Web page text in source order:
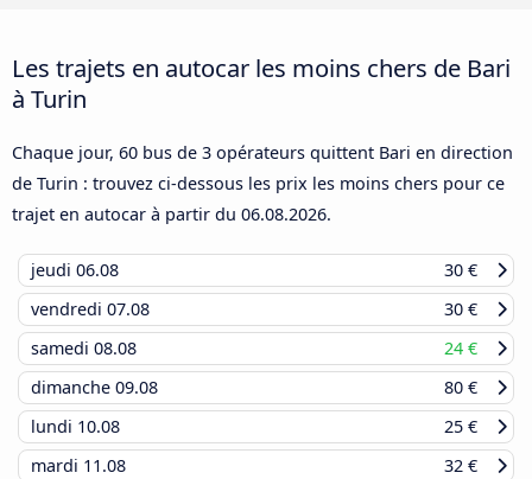
Les trajets en autocar les moins chers de Bari
à Turin
Chaque jour, 60 bus de 3 opérateurs quittent Bari en direction
de Turin : trouvez ci-dessous les prix les moins chers pour ce
trajet en autocar à partir du 06.08.2026.
jeudi 06.08
30 €
vendredi 07.08
30 €
samedi 08.08
24 €
dimanche 09.08
80 €
lundi 10.08
25 €
mardi 11.08
32 €